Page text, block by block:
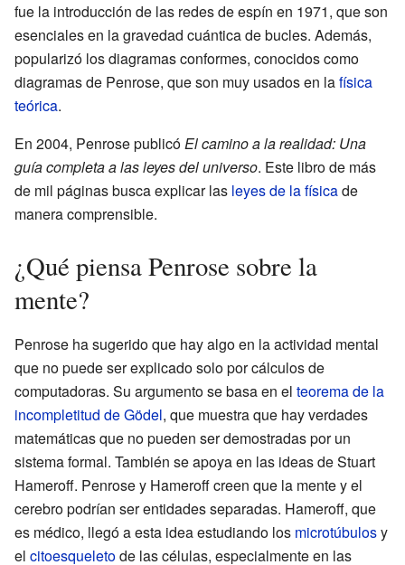
fue la introducción de las redes de espín en 1971, que son
esenciales en la gravedad cuántica de bucles. Además,
popularizó los diagramas conformes, conocidos como
diagramas de Penrose, que son muy usados en lafísica
teórica.
En 2004, Penrose publicóEl camino a la realidad: Una
guía completa a las leyes del universo. Este libro de más
de mil páginas busca explicar las leyes de la físicade
manera comprensible.
¿Qué piensa Penrose sobre la
mente?
Penrose ha sugerido que hay algo en la actividad mental
que no puede ser explicado solo por cálculos de
computadoras. Su argumento se basa en el teorema de la
incompletitud de Gödel, que muestra que hay verdades
matemáticas que no pueden ser demostradas por un
sistema formal. También se apoya en las ideas de Stuart
Hameroff. Penrose y Hameroff creen que la mente y el
cerebro podrían ser entidades separadas. Hameroff, que
es médico, llegó a esta idea estudiando los microtúbulosy
el citoesqueletode las células, especialmente en las